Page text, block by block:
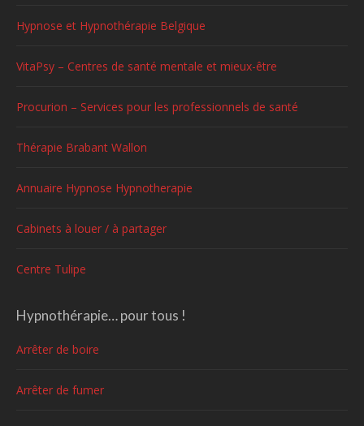
Hypnose et Hypnothérapie Belgique
VitaPsy – Centres de santé mentale et mieux-être
Procurion – Services pour les professionnels de santé
Thérapie Brabant Wallon
Annuaire Hypnose Hypnotherapie
Cabinets à louer / à partager
Centre Tulipe
Hypnothérapie… pour tous !
Arrêter de boire
Arrêter de fumer